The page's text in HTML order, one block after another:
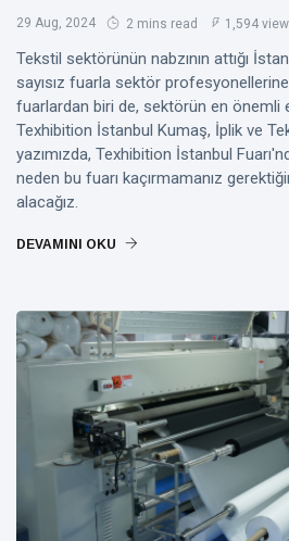
ELYAF
Texhibition
İstanbul'da
En Son
Tekstil
Trendlerini
Keşfedin
29
Aug,
2024
1,594
views
E
Termo Elyaf Nedir?
Elyaf Fiyatları
Elyaf Modelleri
29 Aug, 2024 2 mins read 1,594
Tekstil sektörünün nabzının attığı
sayısız fuarla sektör
fuarlardan biri de, sektörün en önemli
Texhibition İstanbul Kumaş, İplik ve
yazımızda, Texhibition İstanbul
neden bu fuarı kaçırmamanız
alacağız.
DEVAMINI OKU